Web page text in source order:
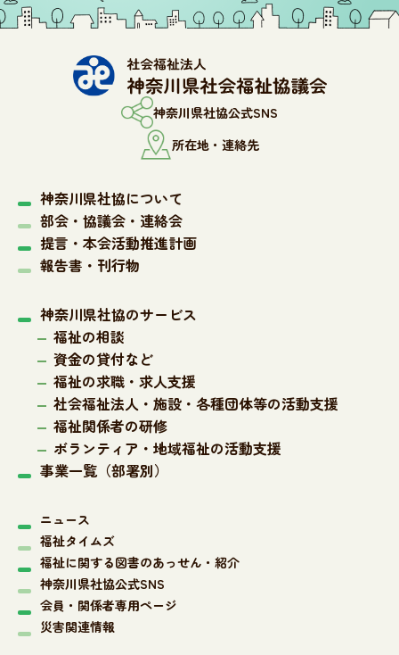
神奈川県社協公式SNS
所在地・連絡先
神奈川県社協について
部会・協議会・連絡会
提言・本会活動推進計画
報告書・刊行物
神奈川県社協のサービス
福祉の相談
資金の貸付など
福祉の求職・求人支援
社会福祉法人・施設・各種団体等の活動支援
福祉関係者の研修
ボランティア・地域福祉の活動支援
事業一覧（部署別）
ニュース
福祉タイムズ
福祉に関する図書のあっせん・紹介
神奈川県社協公式SNS
会員・関係者専用ページ
災害関連情報